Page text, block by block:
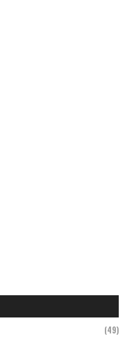
(49)